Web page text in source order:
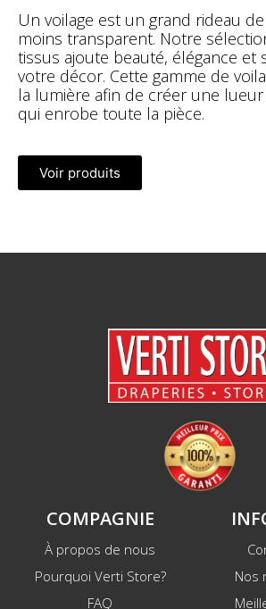
Un voilage est un grand rideau
moins transparent. Notre
tissus ajoute beauté, élégance et
votre décor. Cette gamme de
la lumière afin de créer une
qui enrobe toute la pièce.
Voir produits
COMPAGNIE
À propos de nous
Pourquoi Verti Store?
FAQ
Nos